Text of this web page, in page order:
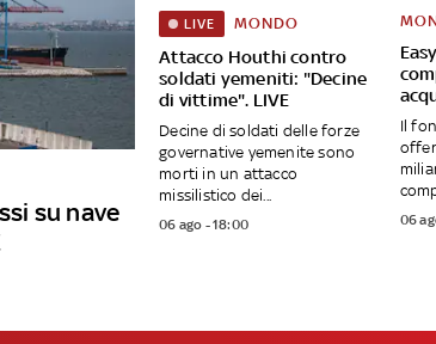
su nave
Attacco Houthi contro
soldati yemeniti: "Decine
di vittime". LIVE
LIVE MONDO
Decine di soldati delle forze
governative yemenite sono
morti in un attacco
missilistico dei...
06 ago - 18:00
Il
06